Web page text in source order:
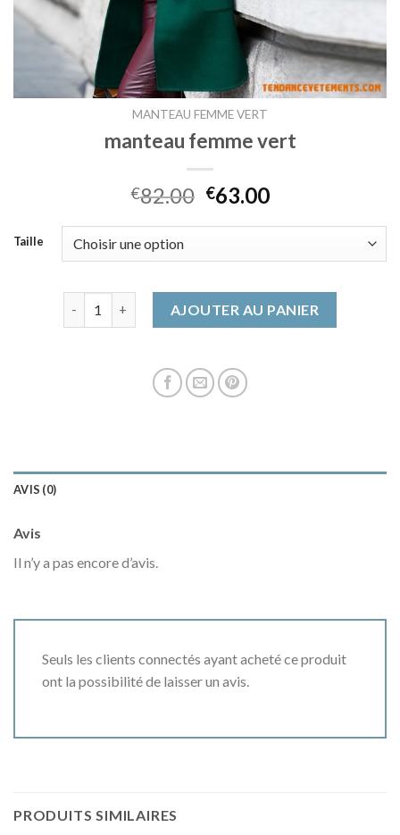
MANTEAU FEMME VERT
manteau femme vert
€82.00 €63.00
Taille
AJOUTER AU PANIER
AVIS (0)
Avis
Il n’y a pas encore d’avis.
Seuls les clients connectés ayant acheté ce produit
ont la possibilité de laisser un avis.
PRODUITS SIMILAIRES